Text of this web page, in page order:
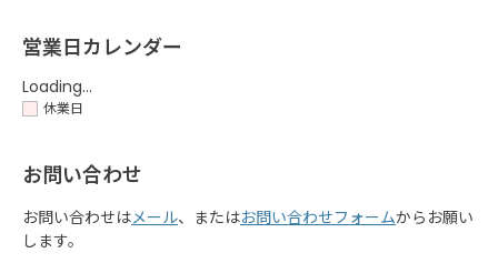
営業日カレンダー
Loading...
休業日
お問い合わせ
お問い合わせはメール、またはお問い合わせフォームからお願い
します。